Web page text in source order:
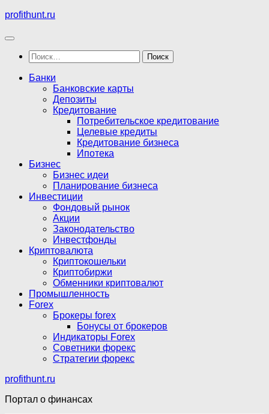
Перейти
содержимому
profithunt.ru
Найти:
Банки
Банковские карты
Депозиты
Кредитование
Потребительское кредитование
Целевые кредиты
Кредитование бизнеса
Ипотека
Бизнес
Бизнес идеи
Планирование бизнеса
Инвестиции
Фондовый рынок
Акции
Законодательство
Инвестфонды
Криптовалюта
Криптокошельки
Криптобиржи
Обменники криптовалют
Промышленность
Forex
Брокеры forex
Бонусы от брокеров
Индикаторы Forex
Советники форекс
Стратегии форекс
profithunt.ru
Портал о финансах